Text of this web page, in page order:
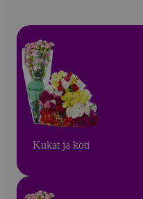
Kukat ja koti